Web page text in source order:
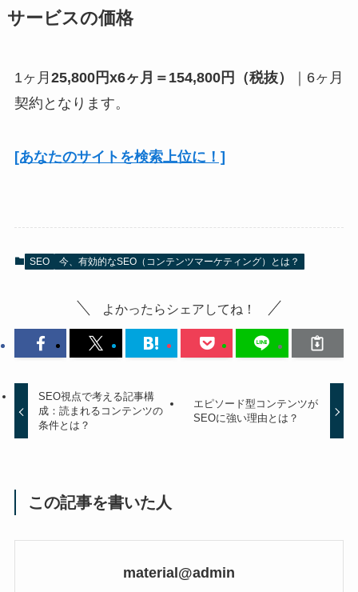
サービスの価格
1ヶ月 25,800円x6ヶ月＝154,800円（税抜）
｜6ヶ月
契約となります。
[あなたのサイトを検索上位に！]
SEO 今、有効的なSEO（コンテンツマーケティング）とは？
よかったらシェアしてね！
SEO視点で考える記事構
成：読まれるコンテンツの
条件とは？
エピソード型コンテンツが
SEOに強い理由とは？
この記事を書いた人
material@admin